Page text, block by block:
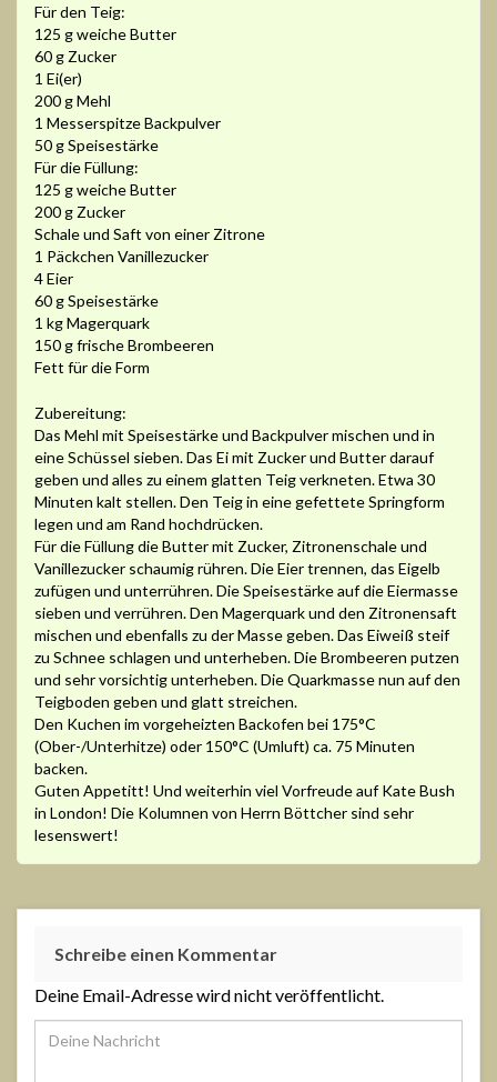
Für den Teig:
125 g weiche Butter
60 g Zucker
1 Ei(er)
200 g Mehl
1 Messerspitze Backpulver
50 g Speisestärke
Für die Füllung:
125 g weiche Butter
200 g Zucker
Schale und Saft von einer Zitrone
1 Päckchen Vanillezucker
4 Eier
60 g Speisestärke
1 kg Magerquark
150 g frische Brombeeren
Fett für die Form
Zubereitung:
Das Mehl mit Speisestärke und Backpulver mischen und in
eine Schüssel sieben. Das Ei mit Zucker und Butter darauf
geben und alles zu einem glatten Teig verkneten. Etwa 30
Minuten kalt stellen. Den Teig in eine gefettete Springform
legen und am Rand hochdrücken.
Für die Füllung die Butter mit Zucker, Zitronenschale und
Vanillezucker schaumig rühren. Die Eier trennen, das Eigelb
zufügen und unterrühren. Die Speisestärke auf die Eiermasse
sieben und verrühren. Den Magerquark und den Zitronensaft
mischen und ebenfalls zu der Masse geben. Das Eiweiß steif
zu Schnee schlagen und unterheben. Die Brombeeren putzen
und sehr vorsichtig unterheben. Die Quarkmasse nun auf den
Teigboden geben und glatt streichen.
Den Kuchen im vorgeheizten Backofen bei 175°C
(Ober-/Unterhitze) oder 150°C (Umluft) ca. 75 Minuten
backen.
Guten Appetitt! Und weiterhin viel Vorfreude auf Kate Bush
in London! Die Kolumnen von Herrn Böttcher sind sehr
lesenswert!
Schreibe einen Kommentar
Deine Email-Adresse wird nicht veröffentlicht.